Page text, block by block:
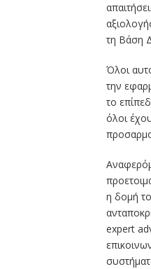
τη Βάση
Όλοι
την
το
όλοι
η δομή
expert